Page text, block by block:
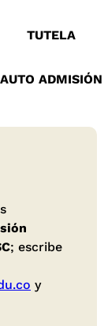
TUTELA
AUTO ADMISIÓN
; escribe
y